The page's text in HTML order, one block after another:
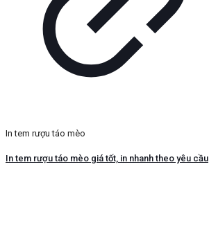
In tem rượu táo mèo
In tem rượu táo mèo giá tốt, in nhanh theo yêu cầu